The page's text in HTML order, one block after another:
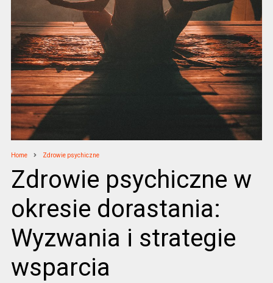
Home Zdrowie psychiczne
Zdrowie psychiczne w
okresie dorastania:
Wyzwania i strategie
wsparcia